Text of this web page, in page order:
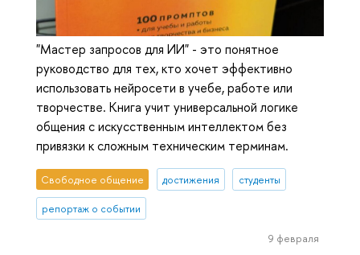
"Мастер запросов для ИИ" - это понятное
руководство для тех, кто хочет эффективно
использовать нейросети в учебе, работе или
творчестве. Книга учит универсальной логике
общения с искусственным интеллектом без
привязки к сложным техническим терминам.
Свободное общение достижения студенты
репортаж о событии
9 февраля